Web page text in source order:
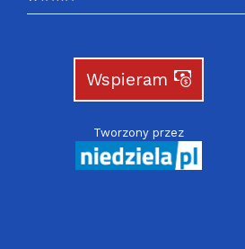
Wspieram
Tworzony przez